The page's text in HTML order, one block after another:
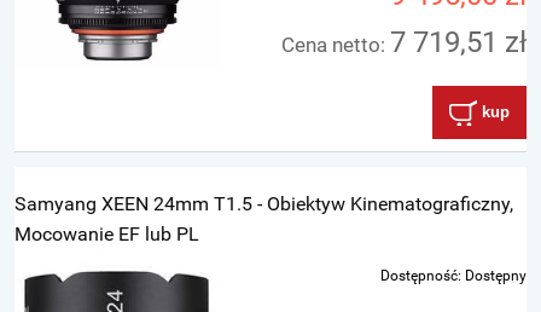
Cena netto: 7 719,51 zł
kup
Samyang XEEN 24mm T1.5 - Obiektyw Kinematograficzny,
Mocowanie EF lub PL
Dostępność: Dostępny